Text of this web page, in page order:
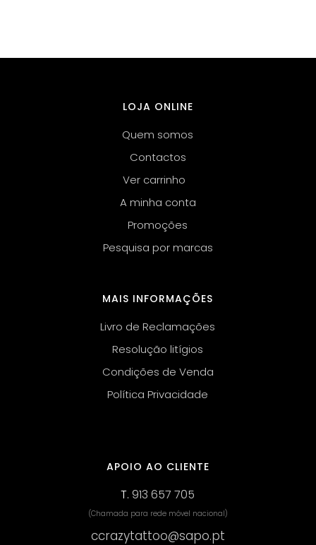
LOJA ONLINE
Quem somos
Contactos
Ver carrinho
A minha conta
Promoções
Pesquisa por marcas
MAIS INFORMAÇÕES
Livro de Reclamações
Resolução litígios
Condições de Venda
Política Privacidade
APOIO AO CLIENTE
T.913 657 705
(Chamada para rede móvel nacional)
ccrazytattoo@sapo.pt